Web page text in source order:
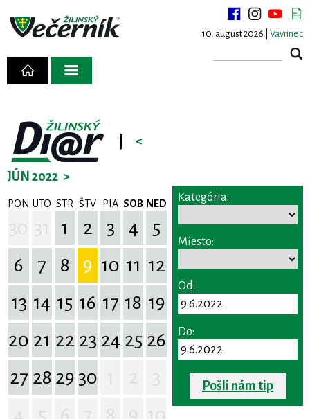
10. august 2026 | Vavrinec
<
JÚN 2022 >
PON UTO STR ŠTV PIA SOB NED
1 2 3 4
5
6
7 8 9 10 11 12
13 14 15 16 17 18 19
20 21 22 23 24 25 26
27 28 29 30
Kategória:
Miesto:
Od:
Do:
Pošli nám tip